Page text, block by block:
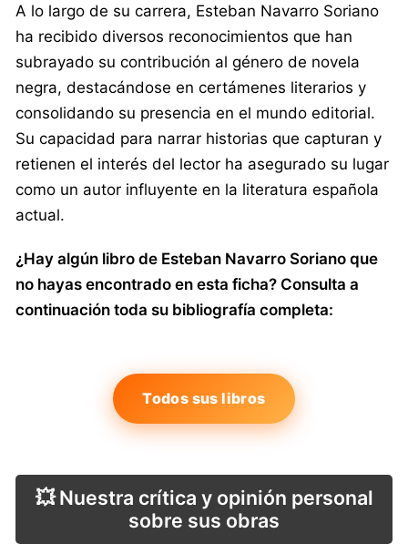
A lo largo de su carrera, Esteban Navarro Soriano
ha recibido diversos reconocimientos que han
subrayado su contribución al género de novela
negra, destacándose en certámenes literarios y
consolidando su presencia en el mundo editorial.
Su capacidad para narrar historias que capturan y
retienen el interés del lector ha asegurado su lugar
como un autor influyente en la literatura española
actual.
¿Hay algún libro de Esteban Navarro Soriano que
no hayas encontrado en esta ficha? Consulta a
continuación toda su bibliografía completa:
Todos sus libros
💥 Nuestra crítica y opinión personal
sobre sus obras